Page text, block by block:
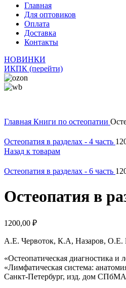
Главная
Для оптовиков
Оплата
Доставка
Контакты
НОВИНКИ
ИКПК (перейти)
Главная Книги по остеопатии
Остеопатия в разделах - 4 часть
Назад к товарам
Остеопатия в разделах - 6 часть
Остеопатия в
1200,00 ₽
А.Е. Червоток, К.А, Назаров,
«Остеопатическая диагностика и
«Лимфатическая система:
Санкт-Петербург, изд. дом